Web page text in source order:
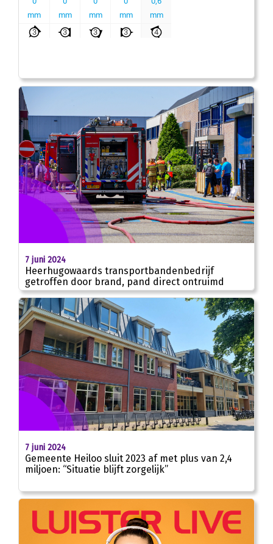
7 juni 2024
Heerhugowaards transportbandenbedrijf
getroffen door brand, pand direct ontruimd
7 juni 2024
Gemeente Heiloo sluit 2023 af met plus van 2,4
miljoen: “Situatie blijft zorgelijk”